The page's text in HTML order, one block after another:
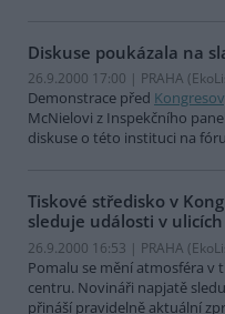
Diskuse poukázala na
26.9.2000 17:00 | PRAHA
Demonstrace před
McNielovi z Inspekčního
diskuse o této instituci na fóru
Tiskové středisko v
sleduje události v ulicích
26.9.2000 16:53 | PRAHA
Pomalu se mění atmosféra v
centru. Novináři napjatě
přináší pravidelně aktuální